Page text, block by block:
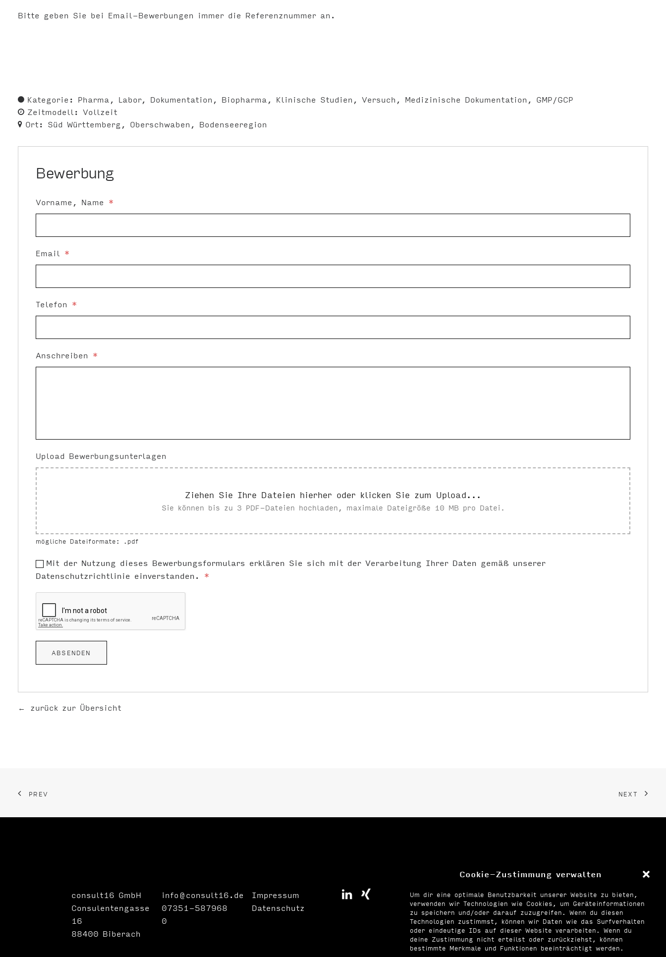
Cookie-Zustimmung verwalten
Um dir eine optimale Benutzbarkeit unserer Website zu bieten,
verwenden wir Technologien wie Cookies, um Geräteinformationen
zu speichern und/oder darauf zuzugreifen. Wenn du diesen
Technologien zustimmst, können wir Daten wie das Surfverhalten
oder eindeutige IDs auf dieser Website verarbeiten. Wenn du
deine Zustimmung nicht erteilst oder zurückziehst, können
bestimmte Merkmale und Funktionen beeinträchtigt werden.
Bitte geben Sie bei Email-Bewerbungen immer die Referenznummer an.
Kategorie: Pharma Labor Dokumentation Biopharma Klinische Studien Versuch Medizinische Dokumentation
GMP/GCP
Zeitmodell: Vollzeit
Ort: Süd Württemberg Oberschwaben Bodenseeregion
Bewerbung
Vorname, Name *
Email *
Telefon *
Anschreiben *
Upload Bewerbungsunterlagen
Ziehen Sie Ihre Dateien hierher oder klicken Sie zum Upload...
Sie können bis zu 3 PDF-Dateien hochladen, maximale Dateigröße 10 MB pro Datei.
mögliche Dateiformate: .pdf
Mit der Nutzung dieses Bewerbungsformulars erklären Sie sich mit der Verarbeitung Ihrer Daten gemäß unserer
Datenschutzrichtlinie einverstanden. *
zurück zur Übersicht
PREV NEXT
consult16 GmbH
Consulentengasse
16
88400 Biberach
info@consult16.de
07351-587968
0
Impressum
Datenschutz